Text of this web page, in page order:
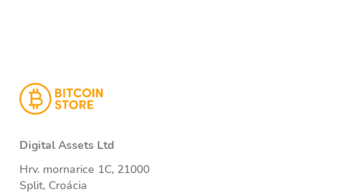
Digital Assets Ltd
Hrv. mornarice 1C, 21000
Split, Croácia